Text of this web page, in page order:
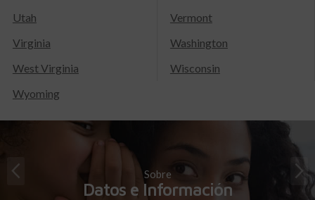
Utah
Vermont
Virginia
Washington
West Virginia
Wisconsin
Wyoming
Sobre
Datos e Información